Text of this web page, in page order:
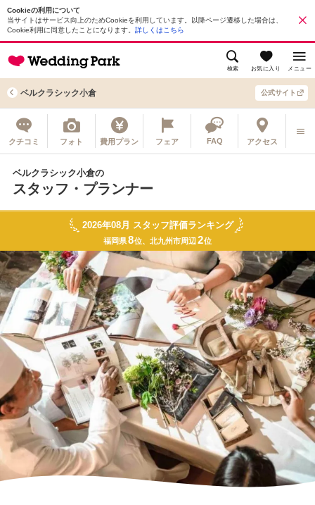
Cookieの利用について
当サイトはサービス向上のためCookieを利用しています。以降ページ遷移した場合は、
Cookie利用に同意したことになります。 詳しくはこちら
検索 お気に入り メニュー
ベルクラシック小倉 公式サイト
クチコミ フォト 費用プラン フェア FAQ アクセス
ベルクラシック小倉の
スタッフ・プランナー
2026年08月 スタッフ評価ランキング
福岡県8位 北九州市周辺 2位